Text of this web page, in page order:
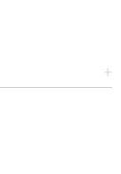
+